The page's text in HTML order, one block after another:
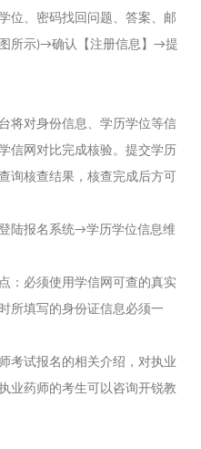
位、密码找回问题、答案、邮
所示)→确认【注册信息】 →提
将对身份信息、学历学位等信
信网对比完成核验。提交学历
询核查结果，核查完成后方可
陆报名系统→学历学位信息维
：必须使用学信网可查的真实
所填写的身份证信息必须一
考试报名的相关介绍，对执业
业药师的考生可以咨询开锐教